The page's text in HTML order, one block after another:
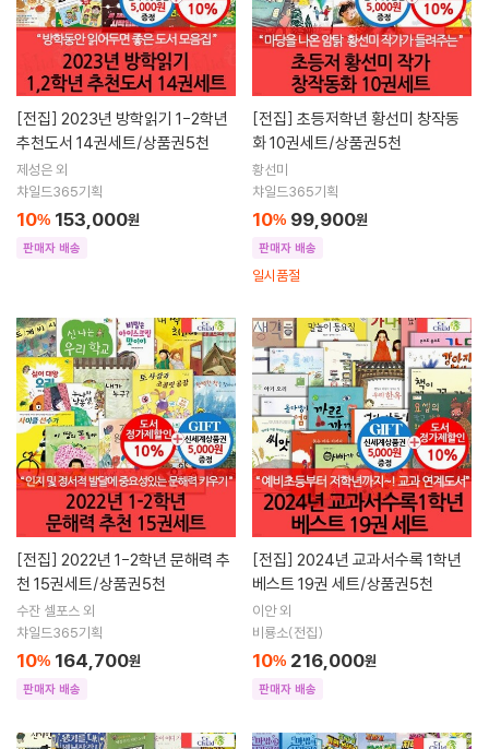
[전집]
추천도서 14권세트/상품권5천
제성은 외
챠일드365기획
10% 153,000원
판매자 배송
[전집]
화 10권세트/상품권5천
황선미
챠일드365기획
10% 99,900원
판매자 배송
일시품절
[전집]
천 15권세트/상품권5천
수잔 셀포스 외
챠일드365기획
10% 164,700원
판매자 배송
[전집]
베스트 19권 세트/상품권5천
이안 외
비룡소(전집)
10% 216,000원
판매자 배송